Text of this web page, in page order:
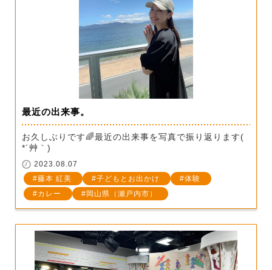
最近の出来事。
お久しぶりです🌈最近の出来事を写真で振り返ります(
*´艸｀)
2023.08.07
藤本 紅美
子どもとお出かけ
体験
カレー
岡山県（瀬戸内市）